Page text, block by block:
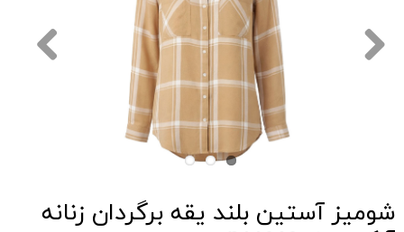
شومیز آستین بلند یقه برگردان زنانه